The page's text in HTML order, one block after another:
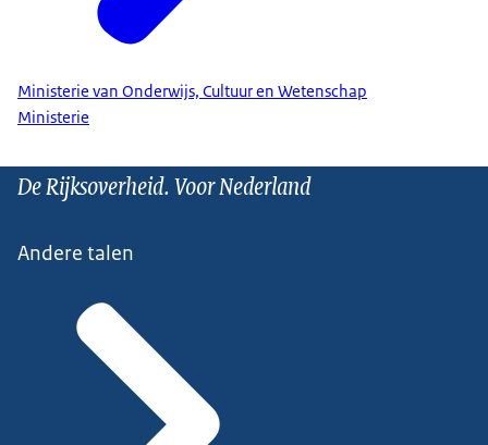
Ministerie van Onderwijs, Cultuur en Wetenschap
Ministerie
De Rijksoverheid. Voor Nederland
Andere talen